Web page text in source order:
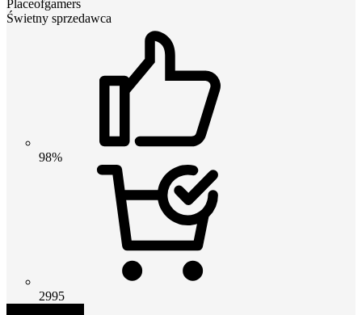
Placeofgamers
Świetny sprzedawca
98%
2995